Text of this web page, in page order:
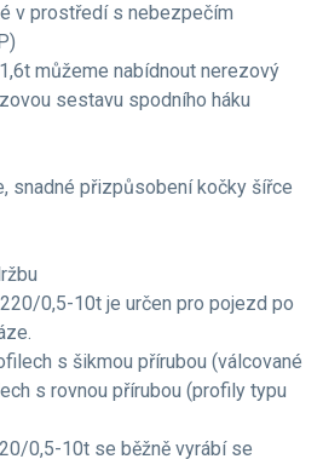
v prostředí s nebezpečím
můžeme nabídnout nerezový
sestavu spodního háku
snadné přizpůsobení kočky šířce
0,5-10t je určen pro pojezd po
s šikmou přírubou (válcované
s rovnou přírubou (profily typu
0,5-10t se běžně vyrábí se